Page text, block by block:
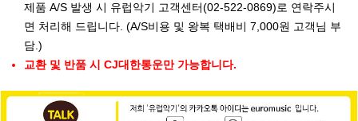
제품 A/S 발생 시 유럽악기 고객센터(02-522-0869)로 연락주시
면 처리해 드립니다. (A/S비용 및 왕복 택배비 7,000원 고객님 부
담.)
교환 및 반품 시 CJ대한통운만 가능합니다.